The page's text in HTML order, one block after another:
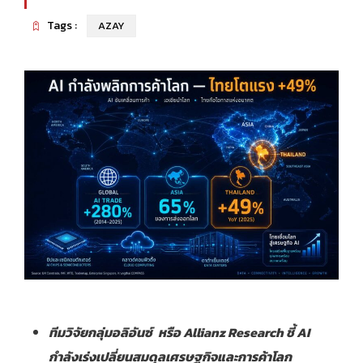
Tags :
AZAY
ทีมวิจัยกลุ่มอลิอันซ์ หรือAllianz Research ชี้ AI
กำลังเร่งเปลี่ยนสมดุลเศรษฐกิจและการค้าโลก